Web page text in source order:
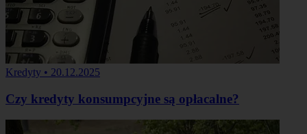
Kredyty • 20.12.2025
Czy kredyty konsumpcyjne są opłacalne?